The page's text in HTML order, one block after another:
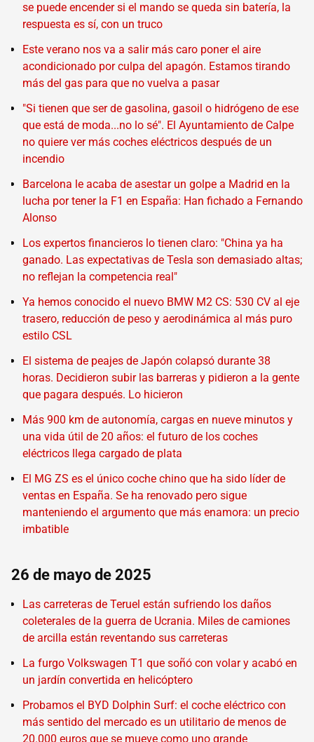
se puede encender si el mando se queda sin batería, la
respuesta es sí, con un truco
Este verano nos va a salir más caro poner el aire
acondicionado por culpa del apagón. Estamos tirando
más del gas para que no vuelva a pasar
"Si tienen que ser de gasolina, gasoil o hidrógeno de ese
que está de moda...no lo sé". El Ayuntamiento de Calpe
no quiere ver más coches eléctricos después de un
incendio
Barcelona le acaba de asestar un golpe a Madrid en la
lucha por tener la F1 en España: Han fichado a Fernando
Alonso
Los expertos financieros lo tienen claro: "China ya ha
ganado. Las expectativas de Tesla son demasiado altas;
no reflejan la competencia real"
Ya hemos conocido el nuevo BMW M2 CS: 530 CV al eje
trasero, reducción de peso y aerodinámica al más puro
estilo CSL
El sistema de peajes de Japón colapsó durante 38
horas. Decidieron subir las barreras y pidieron a la gente
que pagara después. Lo hicieron
Más 900 km de autonomía, cargas en nueve minutos y
una vida útil de 20 años: el futuro de los coches
eléctricos llega cargado de plata
El MG ZS es el único coche chino que ha sido líder de
ventas en España. Se ha renovado pero sigue
manteniendo el argumento que más enamora: un precio
imbatible
26 de mayo de 2025
Las carreteras de Teruel están sufriendo los daños
coleterales de la guerra de Ucrania. Miles de camiones
de arcilla están reventando sus carreteras
La furgo Volkswagen T1 que soñó con volar y acabó en
un jardín convertida en helicóptero
Probamos el BYD Dolphin Surf: el coche eléctrico con
más sentido del mercado es un utilitario de menos de
20.000 euros que se mueve como uno grande